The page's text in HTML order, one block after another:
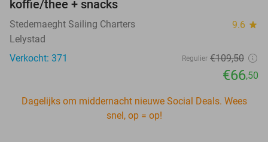
koffie/thee + snacks
Stedemaeght Sailing Charters 9.6 star
Lelystad
Verkocht: 371
Regulier €109,50
€66,50
Dagelijks om middernacht nieuwe Social Deals. Wees
snel, op = op!